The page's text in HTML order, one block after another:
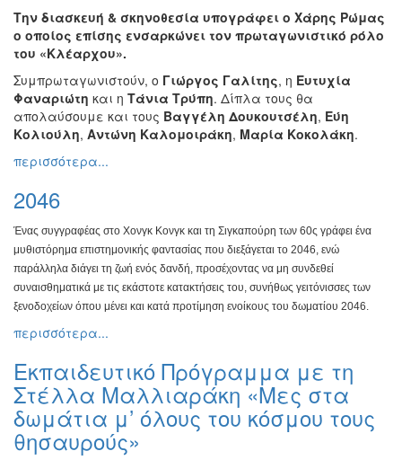
Την διασκευή & σκηνοθεσία υπογράφει ο Χάρης Ρώμας
ο οποίος επίσης ενσαρκώνει τον πρωταγωνιστικό ρόλο
του «Κλέαρχου».
Συμπρωταγωνιστούν, ο Γιώργος Γαλίτης, η Ευτυχία
Φαναριώτη και η Τάνια Τρύπη. Δίπλα τους θα
απολαύσουμε και τους Βαγγέλη Δουκουτσέλη, Εύη
Κολιούλη, Αντώνη Καλομοιράκη, Μαρία Κοκολάκη.
περισσότερα...
2046
Ένας συγγραφέας στο Χονγκ Κονγκ και τη Σιγκαπούρη των 60ς γράφει ένα
μυθιστόρημα επιστημονικής φαντασίας που διεξάγεται το 2046, ενώ
παράλληλα διάγει τη ζωή ενός δανδή, προσέχοντας να μη συνδεθεί
συναισθηματικά με τις εκάστοτε κατακτήσεις του, συνήθως γειτόνισσες των
ξενοδοχείων όπου μένει και κατά προτίμηση ενοίκους του δωματίου 2046.
περισσότερα...
Εκπαιδευτικό Πρόγραμμα με τη
Στέλλα Μαλλιαράκη «Μες στα
δωμάτια μ’ όλους του κόσμου τους
θησαυρούς»